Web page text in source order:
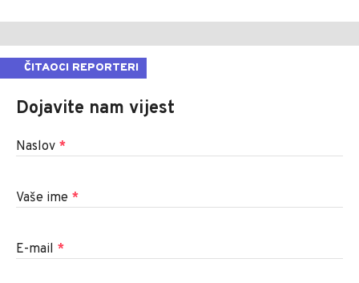
ČITAOCI REPORTERI
Dojavite nam vijest
Naslov *
Vaše ime *
E-mail *